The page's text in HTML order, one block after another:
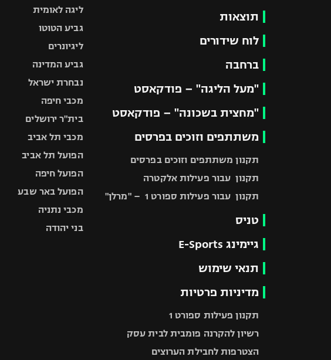
תוצאות
לוח שידורים
ברחבה
"מעל הליגה" – פודקאסט
"מחצית בשכונה" – פודקאסט
משתתפים וזוכים בפרסים
תקנון משתתפים וזוכים בפרסים
תקנון עבור פעילות אלקטרה
תקנון עבור פעילות ספורט 1 – "מרלן"
טניס
גיימינג E-Sports
תנאי שימוש
מדיניות פרטיות
תקנון פעילות ספורט 1
רשיון להקרנה פומבית לבית עסק
הצטרפות לחבילת הערוצים
ליגה לאומית
גביע הטוטו
ליגיונרים
גביע המדינה
נבחרת ישראל
מכבי חיפה
בית"ר ירושלים
מכבי תל אביב
הפועל תל אביב
הפועל חיפה
הפועל באר שבע
מכבי נתניה
בני יהודה